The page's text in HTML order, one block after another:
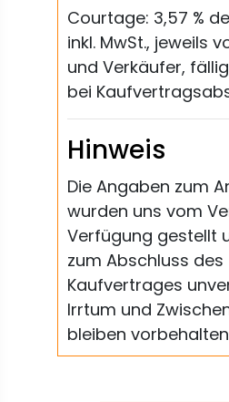
Courtage: 3,57 %
inkl. MwSt., jeweils
und Verkäufer,
bei
Hinweis
Die Angaben zum
wurden uns vom
Verfügung gestellt
zum Abschluss des
Kaufvertrages
Irrtum und
bleiben